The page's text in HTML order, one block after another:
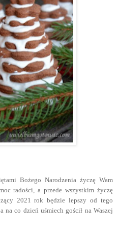
Bożego Narodzenia życzę Wam
radości, a przede wszystkim życzę
2021 rok będzie lepszy od tego
na co dzień uśmiech gościł na Waszej